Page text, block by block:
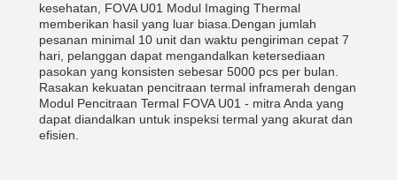
kesehatan, FOVA U01 Modul Imaging Thermal
memberikan hasil yang luar biasa.Dengan jumlah
pesanan minimal 10 unit dan waktu pengiriman cepat 7
hari, pelanggan dapat mengandalkan ketersediaan
pasokan yang konsisten sebesar 5000 pcs per bulan.
Rasakan kekuatan pencitraan termal inframerah dengan
Modul Pencitraan Termal FOVA U01 - mitra Anda yang
dapat diandalkan untuk inspeksi termal yang akurat dan
efisien.